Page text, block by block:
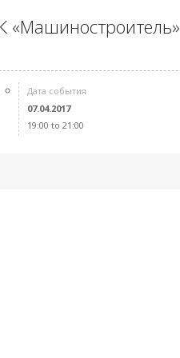
«Машиностроитель»
Дата события
07.04.2017
19:00 to 21:00